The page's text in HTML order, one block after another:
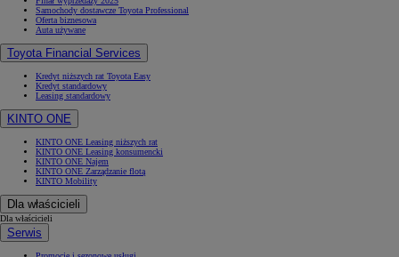
Samochody dostawcze Toyota Professional
Oferta biznesowa
Auta używane
Toyota Financial Services
Kredyt niższych rat Toyota Easy
Kredyt standardowy
Leasing standardowy
KINTO ONE
KINTO ONE Leasing niższych rat
KINTO ONE Leasing konsumencki
KINTO ONE Najem
KINTO ONE Zarządzanie flotą
KINTO Mobility
Dla właścicieli
Dla właścicieli
Serwis